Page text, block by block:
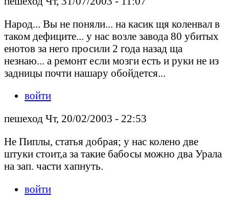
Народ... Вы не поняли... на касик щя коленвал в
таком дефиците... у нас возле завода 80 убитых
енотов за него просили 2 года назад ща
незнаю... а ремонт если мозги есть и руки не из
задницы почти нашару обойдется...
войти
пешеход Чт, 20/02/2003 - 22:53
Не Пиплы, статья добрая; у нас колено две
штуки стоит,а за такие бабосы можно два Урала
на зап. части хапнуть.
войти